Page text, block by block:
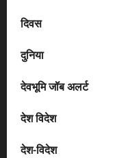
दिवस
दुनिया
देवभूमि जॉब अलर्ट
देश विदेश
देश-विदेश